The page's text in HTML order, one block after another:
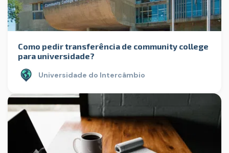
Como pedir transferência de community college
para universidade?
Universidade do Intercâmbio